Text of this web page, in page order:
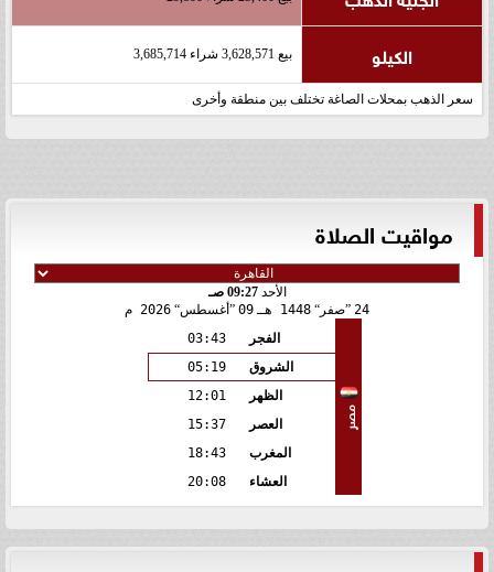
الكيلو بيع 3,628,571 شراء 3,685,714
سعر الذهب بمحلات الصاغة تختلف بين منطقة وأخرى
مواقيت الصلاة
الأحد09:27 صـ
24 صفر 1448 هـ 09 أغسطس 2026 م
مصر
الفجر
03:43
الشروق
05:19
الظهر
12:01
العصر
15:37
المغرب
18:43
العشاء
20:08